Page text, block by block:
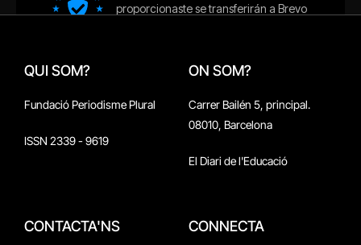
QUI SOM?
Fundació Periodisme Plural
ISSN 2339 - 9619
ON SOM?
Carrer Bailén 5, principal.
08010, Barcelona
El Diari de l'Educació
CONTACTA'NS CONNECTA